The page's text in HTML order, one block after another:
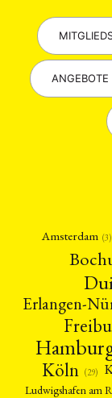
ANGEBOTE
Amsterdam (3)
Erlangen-
Köln (29)
Ludwigshafen am